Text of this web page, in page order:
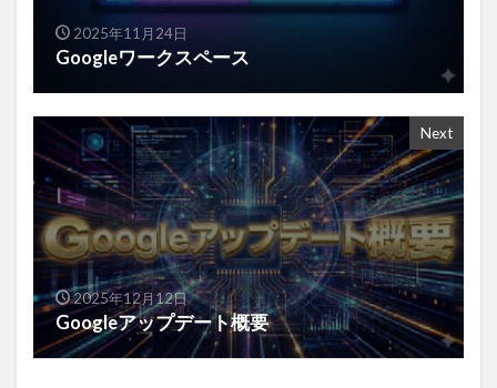
2025年11月24日
Googleワークスペース
Next
2025年12月12日
Googleアップデート概要